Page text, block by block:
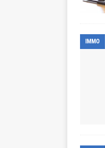
IMMO